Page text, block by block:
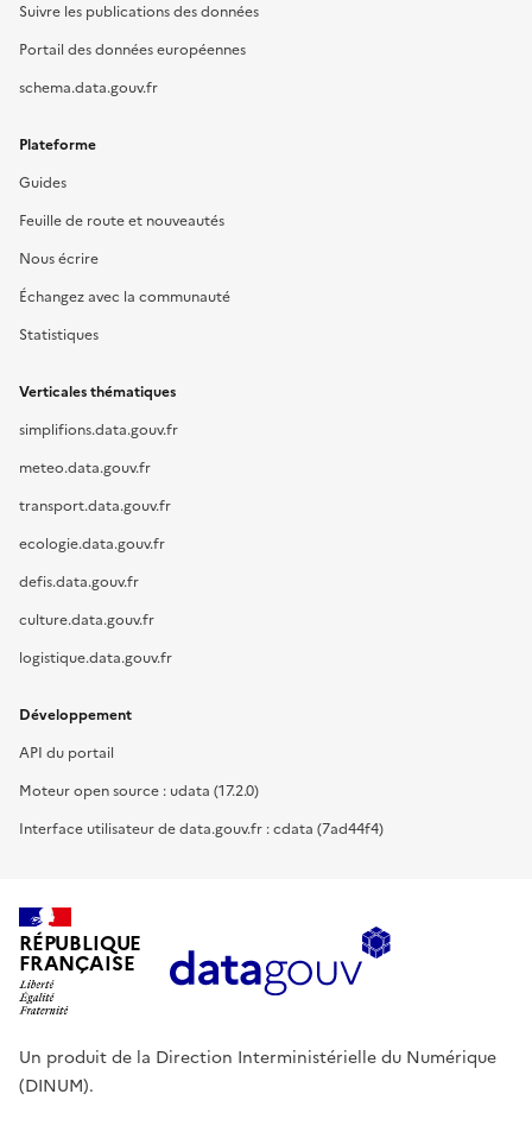
Suivre les publications des données
Portail des données européennes
schema.data.gouv.fr
Plateforme
Guides
Feuille de route et nouveautés
Nous écrire
Échangez avec la communauté
Statistiques
Verticales thématiques
simplifions.data.gouv.fr
meteo.data.gouv.fr
transport.data.gouv.fr
ecologie.data.gouv.fr
defis.data.gouv.fr
culture.data.gouv.fr
logistique.data.gouv.fr
Développement
API du portail
Moteur open source : udata (17.2.0)
Interface utilisateur de data.gouv.fr : cdata (7ad44f4)
RÉPUBLIQUE
FRANÇAISE
Un produit de la Direction Interministérielle du Numérique
(DINUM).